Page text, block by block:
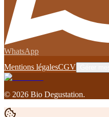
WhatsApp
Mentions légalesCGV
© 2026 Bio Degustation.